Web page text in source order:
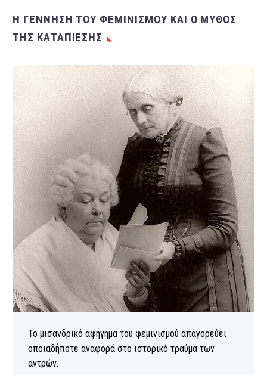
Η ΓΕΝΝΗΣΗ ΤΟΥ ΦΕΜΙΝΙΣΜΟΥ ΚΑΙ Ο ΜΥΘΟΣ
ΤΗΣ ΚΑΤΑΠΙΕΣΗΣ
Το μισανδρικό αφήγημα του φεμινισμού απαγορεύει
οποιαδήποτε αναφορά στο ιστορικό τραύμα των
αντρών.